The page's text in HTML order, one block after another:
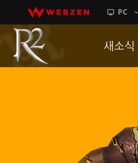
PC
새소식
이벤트
히스토리